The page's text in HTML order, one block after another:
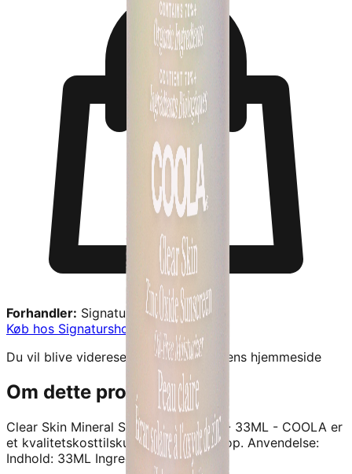
Forhandler: Signaturshop
Køb hos Signaturshop
Du vil blive videresendt til forhandlerens hjemmeside
Om dette produkt
Clear Skin Mineral Sunscreen SPF30 - 33ML - COOLA er
et kvalitetskosttilskud fra
Signaturshop. Anvendelse:
Indhold: 33ML Ingredienser: